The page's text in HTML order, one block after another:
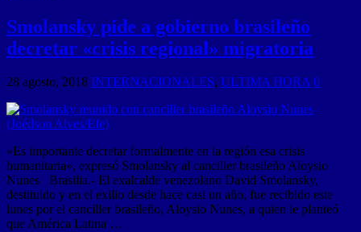
Smolansky pide a gobierno brasileño
decretar «crisis regional» migratoria
28 agosto, 2018 INTERNACIONALES, ULTIMA HORA 0
«Es importante decretar formalmente en la región esa crisis
humanitaria», expresó Smolansky al canciller brasileño Aloysio
Nunes Brasilia.- El exalcalde venezolano David Smolansky,
destituido y en el exilio desde hace casi un año, fue recibido este
lunes por el canciller brasileño, Aloysio Nunes, a quien le planteó
que América Latina …